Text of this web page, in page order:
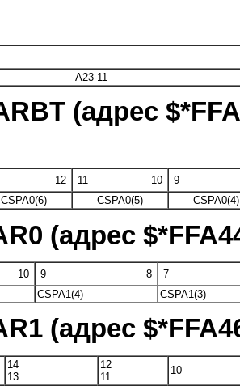
A23-11
(адрес
12 11 10
9
CSPA0(6) CSPA0(5) CSPA0(4)
(адрес
10 9 8
7
CSPA1(4) CSPA1(3)
(адрес
14
13
12
11
10